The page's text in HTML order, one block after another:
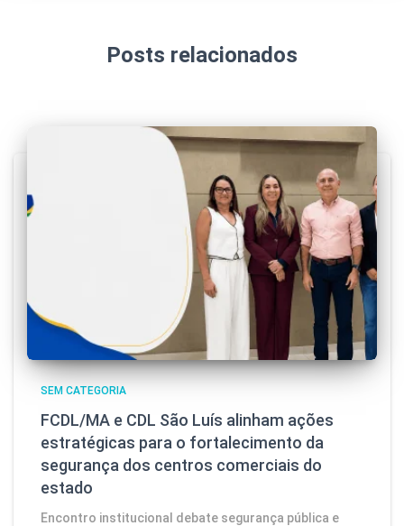
Posts relacionados
SEM CATEGORIA
FCDL/MA e CDL São Luís alinham ações
estratégicas para o fortalecimento da
segurança dos centros comerciais do
estado
Encontro institucional debate segurança pública e